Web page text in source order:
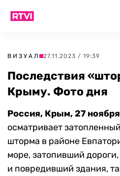
ВИЗУАЛ 27.11.2023 / 19:39
Последствия
Крыму. Фото дня
Россия, Крым, 27
осматривает
шторма в районе
море, затопивший
и повредивший здания,